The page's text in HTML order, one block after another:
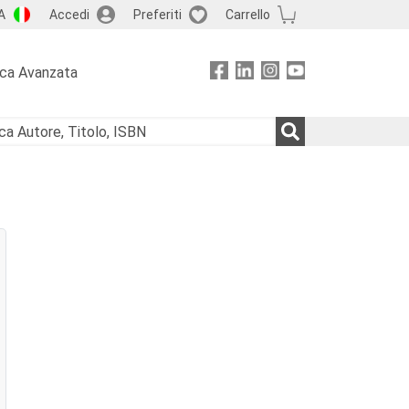
Accedi Preferiti Carrello
Avanzata